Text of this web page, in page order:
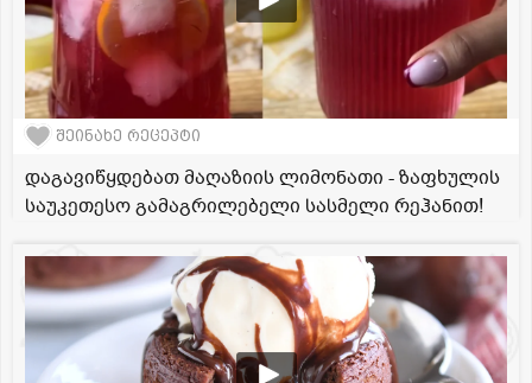
შეინახე რეცეპტი
დაგავიწყდებათ მაღაზიის ლიმონათი - ზაფხულის
საუკეთესო გამაგრილებელი სასმელი რეჰანით!